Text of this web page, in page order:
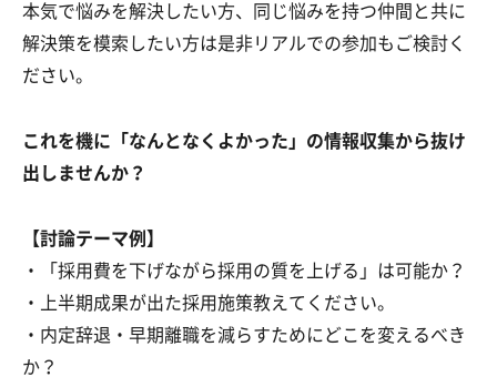
本気で悩みを解決したい方、同じ悩みを持つ仲間と共に
解決策を模索したい方は是非リアルでの参加もご検討く
ださい。
これを機に「なんとなくよかった」の情報収集から抜け
出しませんか？
【討論テーマ例】
・「採用費を下げながら採用の質を上げる」は可能か？
・上半期成果が出た採用施策教えてください。
・内定辞退・早期離職を減らすためにどこを変えるべき
か？